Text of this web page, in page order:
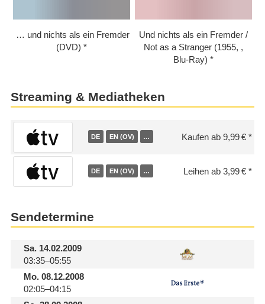
… und nichts als ein Fremder
(DVD)
Und nichts als ein Fremder /​
Not as a Stranger (1955, ,
Blu-Ray)
Streaming & Mediatheken
DE EN (OV) … Kaufen ab 9,99 €
DE EN (OV) … Leihen ab 3,99 €
Sendetermine
Sa.14.02.2009
03:35–05:55
Mo.08.12.2008
02:05–04:15